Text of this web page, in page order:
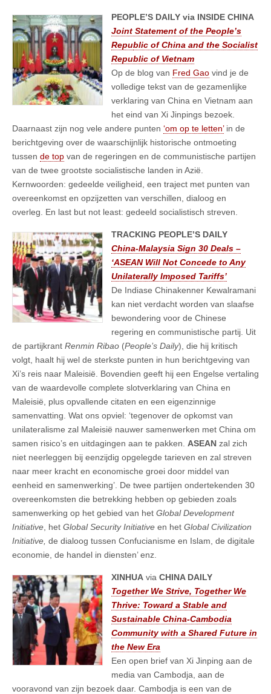
PEOPLE’S DAILY via INSIDE CHINA
Joint Statement of the People’s
Republic of China and the Socialist
Republic of Vietnam
Op de blog van Fred Gao vind je de
volledige tekst van de gezamenlijke
verklaring van China en Vietnam aan
het eind van Xi Jinpings bezoek.
Daarnaast zijn nog vele andere punten ‘om op te letten’in de
berichtgeving over de waarschijnlijk historische ontmoeting
tussen de top van de regeringen en de communistische partijen
van de twee grootste socialistische landen in Azië.
Kernwoorden: gedeelde veiligheid, een traject met punten van
overeenkomst en opzijzetten van verschillen, dialoog en
overleg. En last but not least: gedeeld socialistisch streven.
TRACKING PEOPLE’S DAILY
China-Malaysia Sign 30 Deals –
‘ASEAN Will Not Concede to Any
Unilaterally Imposed Tariffs’
De Indiase Chinakenner Kewalramani
kan niet verdacht worden van slaafse
bewondering voor de Chinese
regering en communistische partij. Uit
de partijkrant Renmin Ribao (People’s Daily), die hij kritisch
volgt, haalt hij wel de sterkste punten in hun berichtgeving van
Xi’s reis naar Maleisië. Bovendien geeft hij een Engelse vertaling
van de waardevolle complete slotverklaring van China en
Maleisië, plus opvallende citaten en een eigenzinnige
samenvatting. Wat ons opviel: ‘tegenover de opkomst van
unilateralisme zal Maleisië nauwer samenwerken met China om
samen risico’s en uitdagingen aan te pakken. ASEAN zal zich
niet neerleggen bij eenzijdig opgelegde tarieven en zal streven
naar meer kracht en economische groei door middel van
eenheid en samenwerking’. De twee partijen ondertekenden 30
overeenkomsten die betrekking hebben op gebieden zoals
samenwerking op het gebied van het Global Development
Initiative , het Global Security Initiative en het Global Civilization
Initiative, de dialoog tussen Confucianisme en Islam, de digitale
economie, de handel in diensten’ enz.
XINHUA via CHINA DAILY
Together We Strive, Together We
Thrive: Toward a Stable and
Sustainable China-Cambodia
Community with a Shared Future in
the New Era
Een open brief van Xi Jinping aan de
media van Cambodja, aan de
vooravond van zijn bezoek daar. Cambodja is een van de